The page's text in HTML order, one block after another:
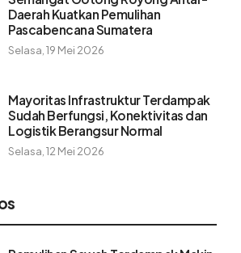
Daerah Kuatkan Pemulihan
Pascabencana Sumatera
Selasa, 19 Mei 2026
Mayoritas Infrastruktur Terdampak
Sudah Berfungsi, Konektivitas dan
Logistik Berangsur Normal
Selasa, 12 Mei 2026